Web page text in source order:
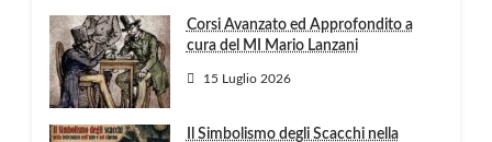
Corsi Avanzato ed Approfondito a
cura del MI Mario Lanzani
15 Luglio 2026
Il Simbolismo degli Scacchi nella